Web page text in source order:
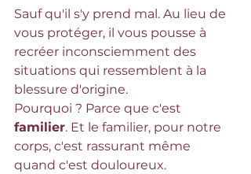
Sauf qu'il s'y prend mal. Au lieu de
vous protéger, il vous pousse à
recréer inconsciemment des
situations qui ressemblent à la
blessure d'origine.
Pourquoi ? Parce que c'est
familier. Et le familier, pour notre
corps, c'est rassurant même
quand c'est douloureux.